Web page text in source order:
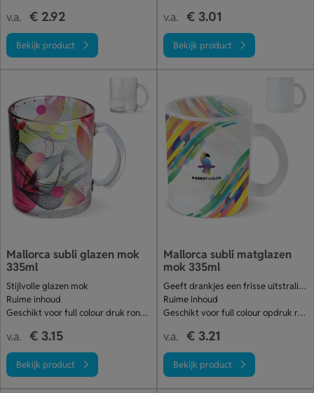
v.a. € 2.92
Bekijk product
v.a. € 3.01
Bekijk product
Mallorca subli glazen mok
335ml
Stijlvolle glazen mok
Ruime inhoud
Geschikt voor full colour druk rondom
v.a. € 3.15
Bekijk product
Mallorca subli matglazen
mok 335ml
Geeft drankjes een frisse uitstraling
Ruime inhoud
Geschikt voor full colour opdruk rondom
v.a. € 3.21
Bekijk product